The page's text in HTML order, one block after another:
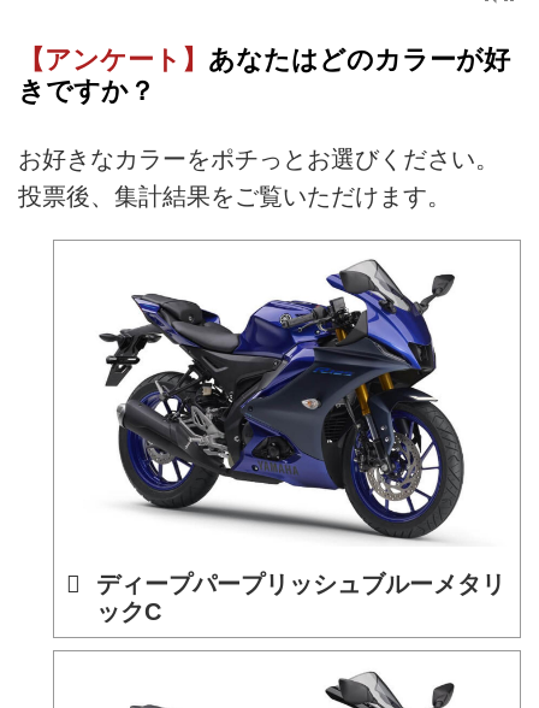
【アンケート】 あなたはどのカラーが好
きですか？
お好きなカラーをポチっとお選びください。
投票後、集計結果をご覧いただけます。
ディープパープリッシュブルーメタリ
ックC